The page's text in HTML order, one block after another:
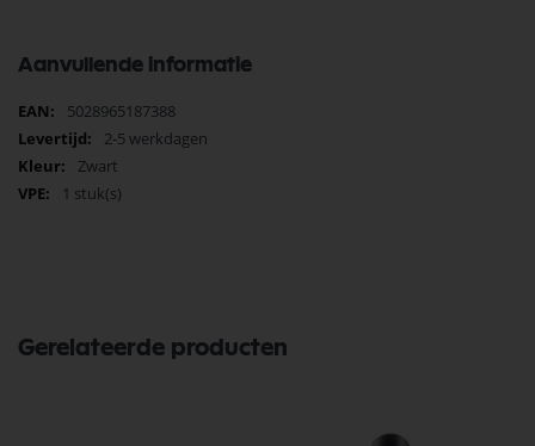
Numatic NVQ370
Aanvullende informatie
Meer
informatie
5028965187388
2-5 werkdagen
Zwart
1 stuk(s)
Gerelateerde producten